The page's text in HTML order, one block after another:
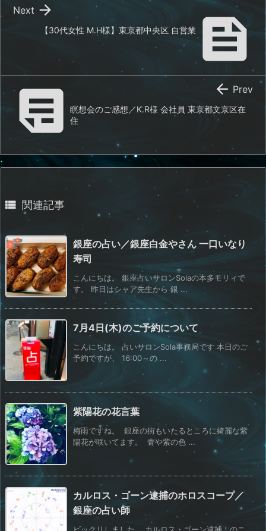

【30代女性 M.H様】東京都中央区 自営業

Next
瞑想会のご感想／K.R様 会社員 東京都文京区在
住
 Prev
 関連記事
銀座の占い／銀座白金やさん 一口いなり
寿司
こんにちは。 銀座占いサロンSolaの本多モリィで
す。 昨日はシャア先生から 銀 ...
7月4日(木)のご予約について
こんにちは。 占いサロンSola事務局です 本日のご
予約ですが、 16:00～の ...
紫陽花の花言葉
梅雨ですね。 銀座の街もいたるところに綺麗な紫
陽花が咲いてます。 青や紫の色 ...
カルロス・ゴーン逮捕のホロスコープ／
銀座の占い師